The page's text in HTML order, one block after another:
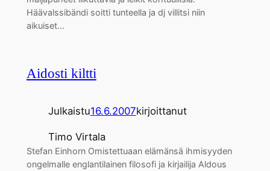
Häävalssibändi soitti tunteella ja dj villitsi niin
aikuiset…
Aidosti kiltti
Julkaistu16.6.2007kirjoittanut
Timo Virtala
Stefan Einhorn Omistettuaan elämänsä ihmisyyden
ongelmalle englantilainen filosofi ja kirjailija Aldous